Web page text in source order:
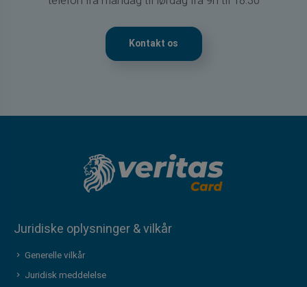
Kontakt os
Juridiske oplysninger & vilkår
Generelle vilkår
Juridisk meddelelse